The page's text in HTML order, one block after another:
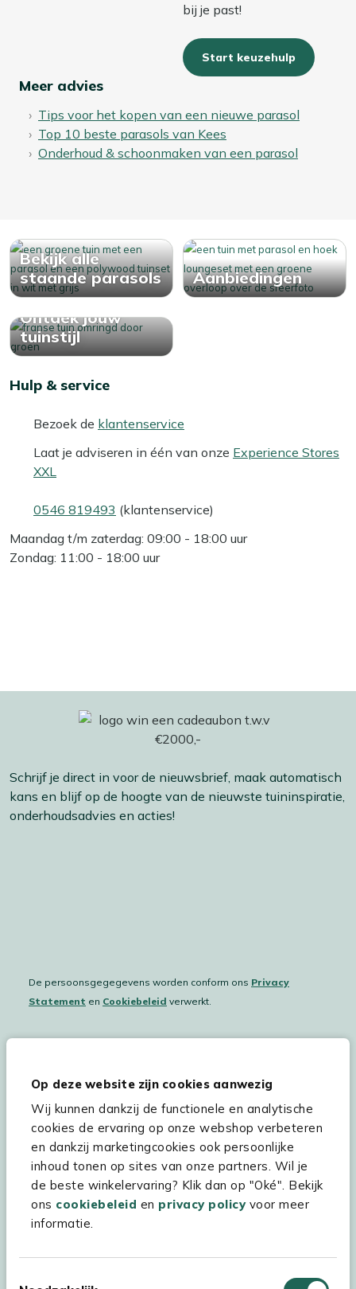
Op deze website zijn cookies aanwezig
Wij kunnen dankzij de functionele en analytische
cookies de ervaring op onze webshop verbeteren
en dankzij marketingcookies ook persoonlijke
inhoud tonen op sites van onze partners. Wil je
de beste winkelervaring? Klik dan op "Oké". Bekijk
ons cookiebeleid en privacy policyvoor meer
informatie.
bij je past!
Start keuzehulp
Meer advies
Tips voor het kopen van een nieuwe parasol
Top 10 beste parasols van Kees
Onderhoud & schoonmaken van een parasol
Bekijk alle
staande parasols
Aanbiedingen
Ontdek jouw
tuinstijl
Hulp & service
Bezoek de klantenservice
Laat je adviseren in één van onze Experience Stores
XXL
0546 819493 (klantenservice)
Maandag t/m zaterdag: 09:00 - 18:00 uur
Zondag: 11:00 - 18:00 uur
Schrijf je direct in voor de nieuwsbrief, maak automatisch
kans en blijf op de hoogte van de nieuwste tuininspiratie,
onderhoudsadvies en acties!
De persoonsgegegevens worden conform ons Privacy
Statement en Cookiebeleid verwerkt.
Hulp & service
Assortiment
Kees Smit Tuinmeubelen
Experience Stores XXL